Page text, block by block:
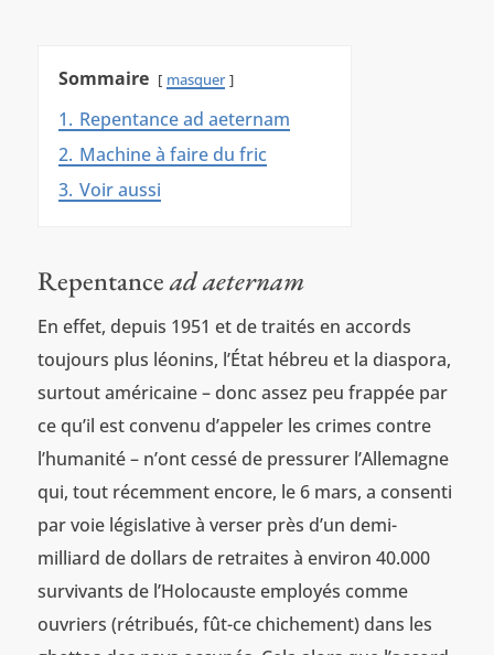
Sommaire masquer
1. Repentance ad aeternam
2. Machine à faire du fric
3. Voir aussi
Repentancead aeternam
En effet, depuis 1951 et de traités en accords
toujours plus léonins, l’État hébreu et la diaspora,
surtout américaine – donc assez peu frappée par
ce qu’il est convenu d’appeler les crimes contre
l’humanité – n’ont cessé de pressurer l’Allemagne
qui, tout récemment encore, le 6 mars, a consenti
par voie législative à verser près d’un demi-
milliard de dollars de retraites à environ 40.000
survivants de l’Holocauste employés comme
ouvriers (rétribués, fût-ce chichement) dans les